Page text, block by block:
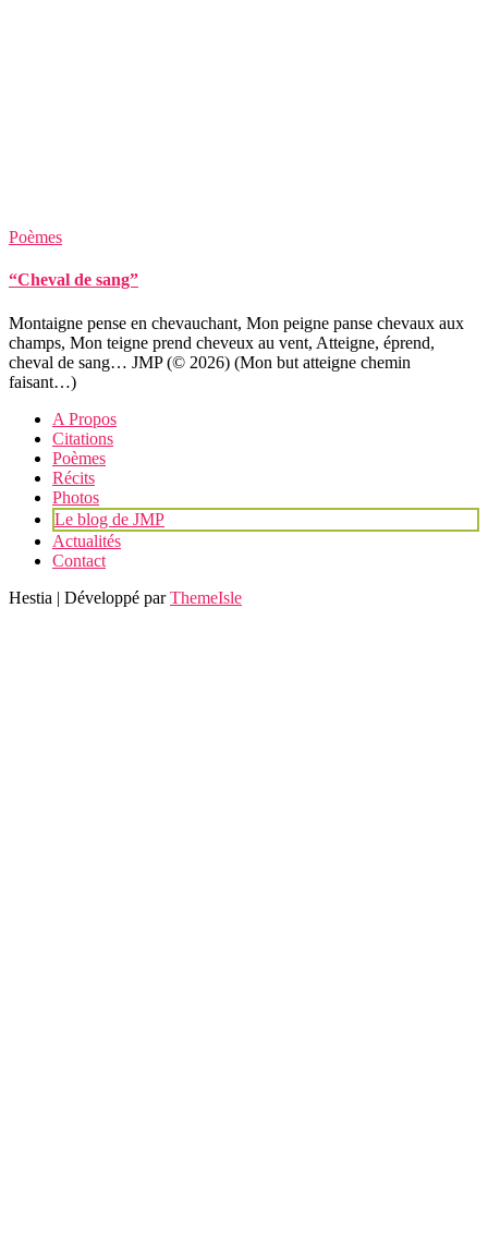
Poèmes
“Cheval de sang”
Montaigne pense en chevauchant, Mon peigne panse chevaux aux
champs, Mon teigne prend cheveux au vent, Atteigne, éprend,
cheval de sang… JMP (© 2026) (Mon but atteigne chemin
faisant…)
A Propos
Citations
Poèmes
Récits
Photos
Le blog de JMP
Actualités
Contact
Hestia | Développé parThemeIsle